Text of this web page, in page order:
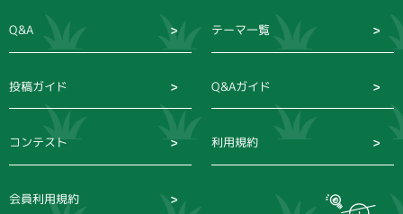
Q&A テーマ一覧
投稿ガイド Q&Aガイド
コンテスト 利用規約
会員利用規約